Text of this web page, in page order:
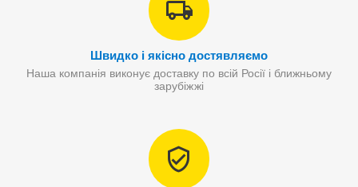
Швидко і якісно достявляємо
Наша компанія виконує доставку по всій Росії і ближньому
зарубіжжі